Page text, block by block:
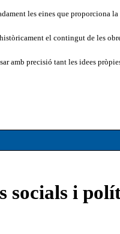
les eines que proporciona
el contingut de les
amb precisió tant les idees
socials i